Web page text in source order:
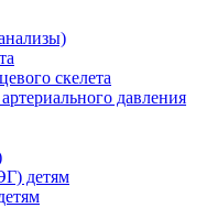
скелета
давления
детям